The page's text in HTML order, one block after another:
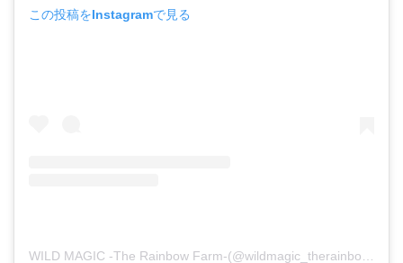
この投稿をInstagramで見る